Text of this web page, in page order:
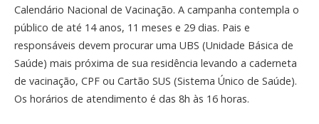
Calendário Nacional de Vacinação. A campanha contempla o
público de até 14 anos, 11 meses e 29 dias. Pais e
responsáveis devem procurar uma UBS (Unidade Básica de
Saúde) mais próxima de sua residência levando a caderneta
de vacinação, CPF ou Cartão SUS (Sistema Único de Saúde).
Os horários de atendimento é das 8h às 16 horas.